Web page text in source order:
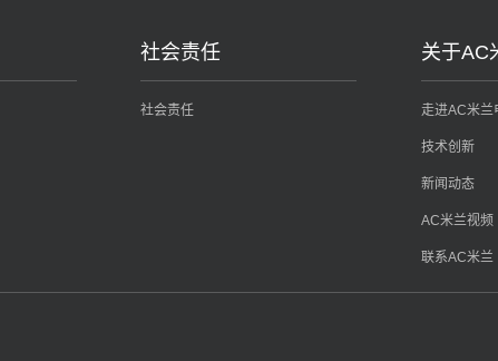
社会责任
社会责任
关于AC
走进AC米兰
技术创新
新闻动态
AC米兰视频
联系AC米兰